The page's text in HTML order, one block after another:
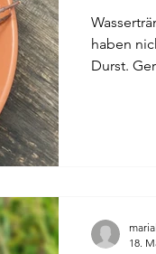
haben
Durst.
18.